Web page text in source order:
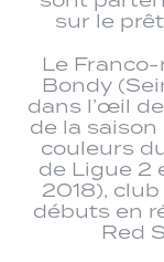
sur le
Le
Bondy
dans l’œil
de la
couleurs
de Ligue 2
2018),
débuts en
Red